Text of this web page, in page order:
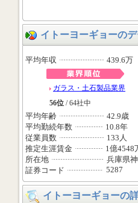
イトーヨーギョーのデ
平均年収 439.6万
ガラス・土石製品業界
56位 / 64社中
平均年齢
42.9歳
平均勤続年数
10.8年
従業員数
133人
推定生涯賃金
1億4548
所在地
兵庫県
証券コード
5287
イトーヨーギョーの